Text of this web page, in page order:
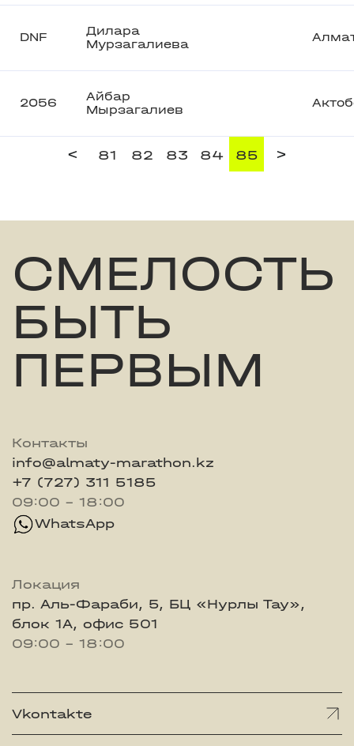
DNF
Дилара
Мурзагалиева
2056
Айбар
Мырзагалиев
< 81 82 83 84 85 >
СМЕЛОСТЬ
БЫТЬ
ПЕРВЫМ
Контакты
info@almaty-marathon.kz
+7 (727) 311 5185
09:00 - 18:00
WhatsApp
Локация
пр. Аль-Фараби, 5, БЦ «Нурлы Тау»,
блок 1А, офис 501
09:00 - 18:00
Vkontakte